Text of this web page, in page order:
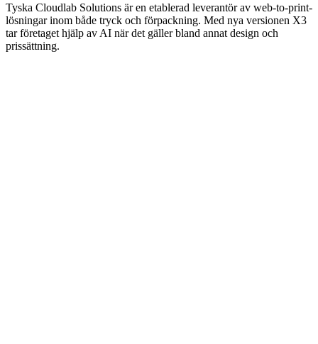
Tyska Cloudlab Solutions är en etablerad leverantör av web-to-print-
lösningar inom både tryck och förpackning. Med nya versionen X3
tar företaget hjälp av AI när det gäller bland annat design och
prissättning.